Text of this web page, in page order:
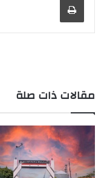
مقالات ذات صلة